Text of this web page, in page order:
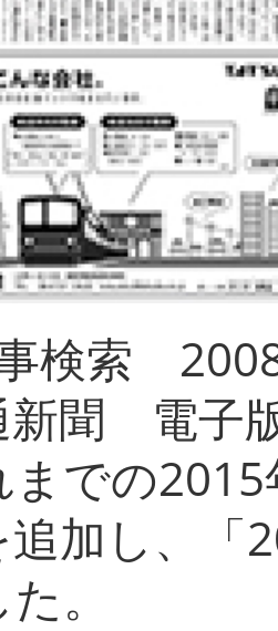
検索
聞 電子
までの
追加し、「
し